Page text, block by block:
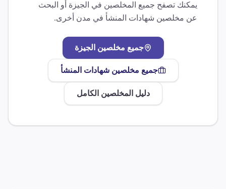
يمكنك تصفح جميع المخلصين في الجيزة أو البحث
عن مخلصين شهادات المنشأ في مدن أخرى.
جميع مخلصين الجيزة
جميع مخلصينشهادات المنشأ
دليل المخلصين الكامل